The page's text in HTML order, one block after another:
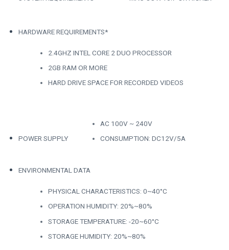
HARDWARE REQUIREMENTS*
2.4GHZ INTEL CORE 2 DUO PROCESSOR
2GB RAM OR MORE
HARD DRIVE SPACE FOR RECORDED VIDEOS
POWER SUPPLY
AC 100V ~ 240V
CONSUMPTION: DC12V/5A
ENVIRONMENTAL DATA
PHYSICAL CHARACTERISTICS: 0~40°C
OPERATION HUMIDITY: 20%~80%
STORAGE TEMPERATURE: -20~60°C
STORAGE HUMIDITY: 20%~80%